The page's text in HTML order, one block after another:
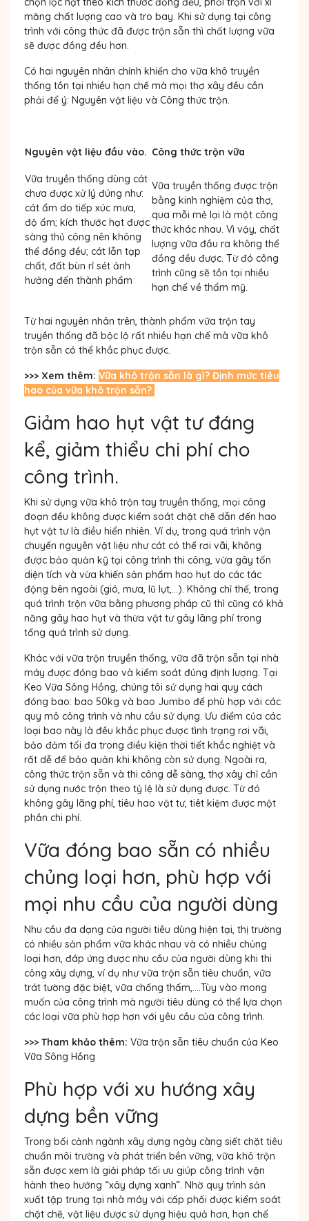
măng chất lượng cao và tro bay. Khi sử dụng tại công
trình với công thức đã được trộn sẵn thì chất lượng vữa
sẽ được đồng đều hơn.
Có hai nguyên nhân chính khiến cho vữa khô truyền
thống tồn tại nhiều hạn chế mà mọi thợ xây đều cần
phải để ý: Nguyên vật liệu và Công thức trộn.
Nguyên vật liệu đầu vào. Công thức trộn vữa
Vữa truyền thống dùng cát
chưa được xử lý đúng như:
cát ẩm do tiếp xúc mưa,
độ ẩm; kích thước hạt được
sàng thủ công nên không
thể đồng đều; cát lẫn tạp
chất, đất bùn rỉ sét ảnh
hưởng đến thành phẩm
Vữa truyền thống được trộn
bằng kinh nghiệm của thợ,
qua mỗi mẻ lại là một công
thức khác nhau. Vì vậy, chất
lượng vữa đầu ra không thể
đồng đều được. Từ đó công
trình cũng sẽ tồn tại nhiều
hạn chế về thẩm mỹ.
Từ hai nguyên nhân trên, thành phẩm vữa trộn tay
truyền thống đã bộc lộ rất nhiều hạn chế mà vữa khô
trộn sẵn có thể khắc phục được.
>>> Xem thêm: Vữa khô trộn sẵn là gì? Định mức tiêu
hao của vữa khô trộn sẵn?
Giảm hao hụt vật tư đáng
kể, giảm thiểu chi phí cho
công trình.
Khi sử dụng vữa khô trộn tay truyền thống, mọi công
đoạn đều không được kiểm soát chặt chẽ dẫn đến hao
hụt vật tư là điều hiển nhiên. Ví dụ, trong quá trình vận
chuyển nguyên vật liệu như cát có thể rơi vãi, không
được bảo quản kỹ tại công trình thi công, vừa gây tốn
diện tích và vừa khiến sản phẩm hao hụt do các tác
động bên ngoài (gió, mưa, lũ lụt,...). Không chỉ thế, trong
quá trình trộn vữa bằng phương pháp cũ thì cũng có khả
năng gây hao hụt và thừa vật tư gây lãng phí trong
tổng quá trình sử dụng.
Khác với vữa trộn truyền thống, vữa đã trộn sẵn tại nhà
máy được đóng bao và kiểm soát đúng định lượng. Tại
Keo Vữa Sông Hồng, chúng tôi sử dụng hai quy cách
đóng bao: bao 50kg và bao Jumbo để phù hợp với các
quy mô công trình và nhu cầu sử dụng. Ưu điểm của các
loại bao này là đều khắc phục được tình trạng rơi vãi,
bảo đảm tối đa trong điều kiện thời tiết khắc nghiệt và
rất dễ để bảo quản khi không còn sử dụng. Ngoài ra,
công thức trộn sẵn và thi công dễ sàng, thợ xây chỉ cần
sử dụng nước trộn theo tỷ lệ là sử dụng được. Từ đó
không gây lãng phí, tiêu hao vật tư, tiêt kiệm được một
phần chi phí.
Vữa đóng bao sẵn có nhiều
chủng loại hơn, phù hợp với
mọi nhu cầu của người dùng
Nhu cầu đa dạng của người tiêu dùng hiện tại, thị trường
có nhiều sản phẩm vữa khác nhau và có nhiều chủng
loại hơn, đáp ứng được nhu cầu của người dùng khi thi
công xây dựng, ví dụ như vữa trộn sẵn tiêu chuẩn, vữa
trát tường đặc biệt, vữa chống thấm,....Tùy vào mong
muốn của công trình mà người tiêu dùng có thể lựa chọn
các loại vữa phù hợp hơn với yêu cầu của công trình.
>>> Tham khảo thêm: Vữa trộn sẵn tiêu chuẩn của Keo
Vữa Sông Hồng
Phù hợp với xu hướng xây
dựng bền vững
Trong bối cảnh ngành xây dựng ngày càng siết chặt tiêu
chuẩn môi trường và phát triển bền vững, vữa khô trộn
sẵn được xem là giải pháp tối ưu giúp công trình vận
hành theo hướng “xây dựng xanh”. Nhờ quy trình sản
xuất tập trung tại nhà máy với cấp phối được kiểm soát
chặt chẽ, vật liệu được sử dụng hiệu quả hơn, hạn chế